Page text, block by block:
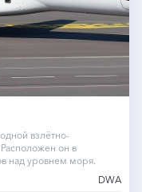
взлётно-
он в
над уровнем моря.
DWA